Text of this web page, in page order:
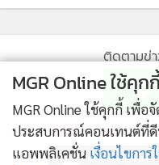
ติดตามข่า
MGR Online
MGR Online ใช้คุ
MGR Online ใช้คุกกี้ เพื่
ประสบการณ์คอนเทนต์ที่
แอพพลิเคชั่น เงื่อนไขการ